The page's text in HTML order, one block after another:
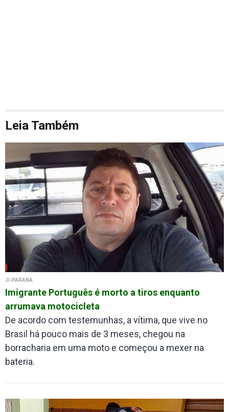
Leia Também
JI-PARANÁ
Imigrante Português é morto a tiros enquanto
arrumava motocicleta
De acordo com testemunhas, a vítima, que vive no
Brasil há pouco mais de 3 meses, chegou na
borracharia em uma moto e começou a mexer na
bateria.